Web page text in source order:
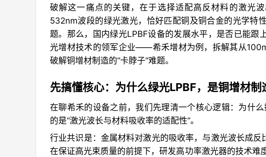
破解这一痛点的关键，在于选择适配高反材料的激光
532nm波段的绿光激光，恰好匹配铜及铜合金的光学特
题。那么，国内绿光LPBF设备的发展水平，是否已能
光增材技术的领军企业——希禾增材为例，拆解其从
破解铜增材制造的“卡脖子”难题。
先搞懂核心：为什么绿光LPBF，是铜增材制
在聊希禾的设备之前，我们先理清一个核心逻辑：为什
的是“激光波长与材料吸收率的适配性”。
行业共识是：金属材料对激光的吸收率，与激光波长成
在保证高光束质量的前提下，研发高功率激光器的技术